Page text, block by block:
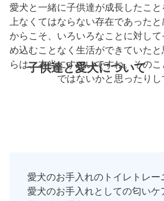
子供達と愛犬について
愛犬と一緒に子供達が成長したこ
上なくてはならない存在であった
からこそ、いろいろなことに対し
め込むことなく生活ができていた
らは、本当にすごいですね。その
ではないかと思ったりし
愛犬のお手入れのトイレトレー
愛犬のお手入れとしての匂いケ